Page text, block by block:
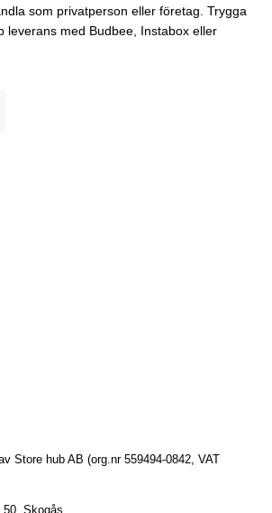
som privatperson eller företag. Trygga
leverans med Budbee, Instabox eller
Store hub AB (org.nr 559494-0842, VAT
50, Skogås